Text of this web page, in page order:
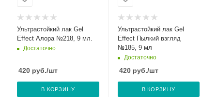
Ультрастойкий лак Gel
Effect Алора №218, 9 мл.
Достаточно
420 руб./шт
В КОРЗИНУ
Ультрастойкий лак Gel
Effect Пылкий взгляд
№185, 9 мл
Достаточно
420руб./шт
В КОРЗИНУ